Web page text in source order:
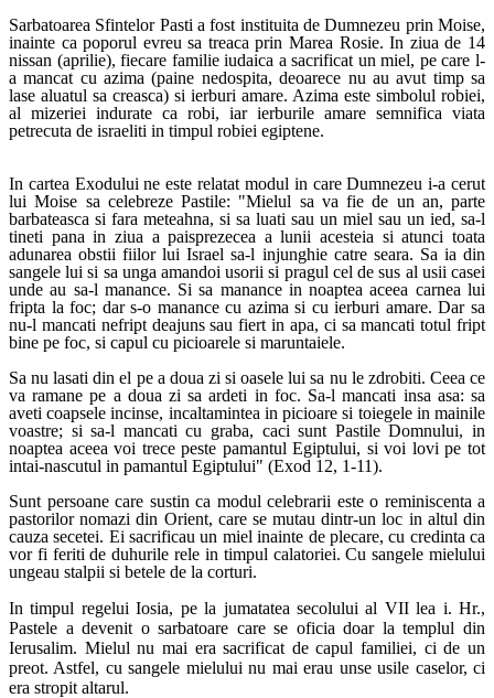
Sarbatoarea Sfintelor Pasti a fost instituita de Dumnezeu prin Moise,
inainte ca poporul evreu sa treaca prin Marea Rosie. In ziua de 14
nissan (aprilie), fiecare familie iudaica a sacrificat un miel, pe care l-
a mancat cu azima (paine nedospita, deoarece nu au avut timp sa
lase aluatul sa creasca) si ierburi amare. Azima este simbolul robiei,
al mizeriei indurate ca robi, iar ierburile amare semnifica viata
petrecuta de israeliti in timpul robiei egiptene.
In cartea Exodului ne este relatat modul in care Dumnezeu i-a cerut
lui Moise sa celebreze Pastile: "Mielul sa va fie de un an, parte
barbateasca si fara meteahna, si sa luati sau un miel sau un ied, sa-l
tineti pana in ziua a paisprezecea a lunii acesteia si atunci toata
adunarea obstii fiilor lui Israel sa-l injunghie catre seara. Sa ia din
sangele lui si sa unga amandoi usorii si pragul cel de sus al usii casei
unde au sa-l manance. Si sa manance in noaptea aceea carnea lui
fripta la foc; dar s-o manance cu azima si cu ierburi amare. Dar sa
nu-l mancati nefript deajuns sau fiert in apa, ci sa mancati totul fript
bine pe foc, si capul cu picioarele si maruntaiele.
Sa nu lasati din el pe a doua zi si oasele lui sa nu le zdrobiti. Ceea ce
va ramane pe a doua zi sa ardeti in foc. Sa-l mancati insa asa: sa
aveti coapsele incinse, incaltamintea in picioare si toiegele in mainile
voastre; si sa-l mancati cu graba, caci sunt PastileDomnului, in
noaptea aceea voi trece peste pamantul Egiptului, si voi lovi pe tot
intai-nascutul in pamantul Egiptului" (Exod 12, 1-11).
Sunt persoane care sustin ca modul celebrarii este o reminiscenta a
pastorilor nomazi din Orient, care se mutau dintr-un loc in altul din
cauza secetei. Ei sacrificau un miel inainte de plecare, cu credinta ca
vor fi feriti de duhurile rele in timpul calatoriei. Cu sangele mielului
ungeau stalpii si betele de la corturi.
In timpul regelui Iosia, pe la jumatatea secolului al VII lea i. Hr.,
Pastele a devenit o sarbatoare care se oficia doar la templul din
Ierusalim. Mielul nu mai era sacrificat de capul familiei, ci de un
preot. Astfel, cu sangele mielului nu mai erau unse usile caselor, ci
era stropit altarul.